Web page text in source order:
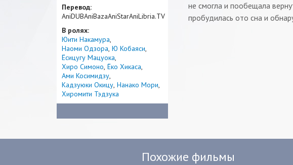
не смогла и пообещала
пробудилась ото сна и
Перевод:
AniDUBAniBazaAniStarAniLibria.TV
В ролях:
Юити Накамура
Наоми Одзора Ю Кобаяси
Ёсицугу Мацуока
Хиро Симоно Ёко Хикаса
Ами Косимидзу
Кадзуюки Окицу Нанако Мори
Хиромити Тэдзука
Похожие фильмы